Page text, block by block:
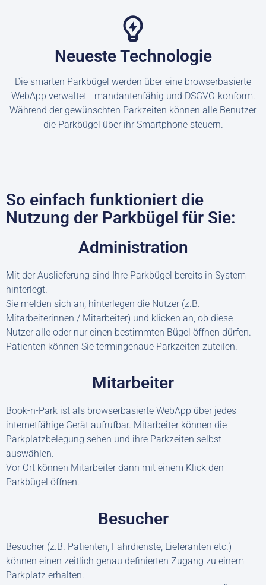
Neueste Technologie
Die smarten Parkbügel werden über eine browserbasierte
WebApp verwaltet - mandantenfähig und DSGVO-konform.
Während der gewünschten Parkzeiten können alle Benutzer
die Parkbügel über ihr Smartphone steuern.
So einfach funktioniert die
Nutzung der Parkbügel für Sie:
Administration
Mit der Auslieferung sind Ihre Parkbügel bereits in System
hinterlegt.
Sie melden sich an, hinterlegen die Nutzer (z.B.
Mitarbeiterinnen / Mitarbeiter) und klicken an, ob diese
Nutzer alle oder nur einen bestimmten Bügel öffnen dürfen.
Patienten können Sie termingenaue Parkzeiten zuteilen.
Mitarbeiter
Book-n-Park ist als browserbasierte WebApp über jedes
internetfähige Gerät aufrufbar. Mitarbeiter können die
Parkplatzbelegung sehen und ihre Parkzeiten selbst
auswählen.
Vor Ort können Mitarbeiter dann mit einem Klick den
Parkbügel öffnen.
Besucher
Besucher (z.B. Patienten, Fahrdienste, Lieferanten etc.)
können einen zeitlich genau definierten Zugang zu einem
Parkplatz erhalten.